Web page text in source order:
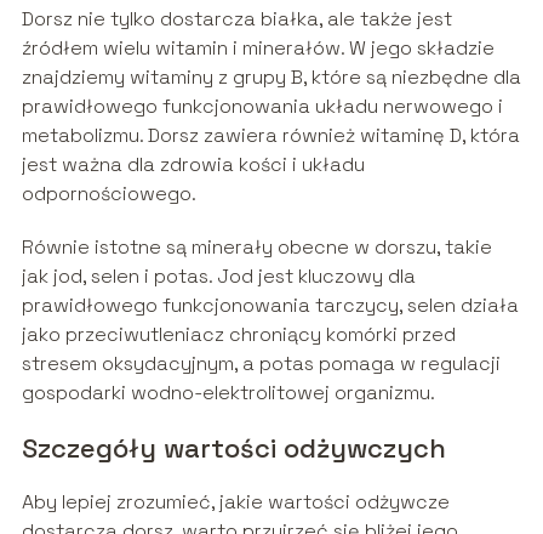
Dorsz nie tylko dostarcza białka, ale także jest
źródłem wielu witamin i minerałów. W jego składzie
znajdziemy witaminy z grupy B, które są niezbędne dla
prawidłowego funkcjonowania układu nerwowego i
metabolizmu. Dorsz zawiera również witaminę D, która
jest ważna dla zdrowia kości i układu
odpornościowego.
Równie istotne są minerały obecne w dorszu, takie
jak jod, selen i potas. Jod jest kluczowy dla
prawidłowego funkcjonowania tarczycy, selen działa
jako przeciwutleniacz chroniący komórki przed
stresem oksydacyjnym, a potas pomaga w regulacji
gospodarki wodno-elektrolitowej organizmu.
Szczegóły wartości odżywczych
Aby lepiej zrozumieć, jakie wartości odżywcze